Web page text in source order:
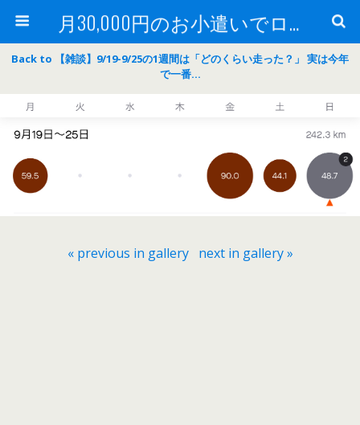
月30,000円のお小遣いでロードバイク
Back to 【雑談】9/19-9/25の1週間は「どのくらい走った？」 実は今年
で一番…
« previous in gallery next in gallery »